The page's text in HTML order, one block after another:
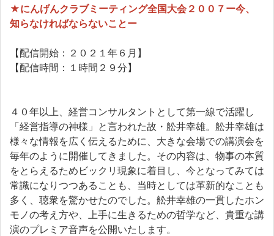
★にんげんクラブミーティング全国大会２００７ー今、
知らなければならないことー
【配信開始：２０２１年６月】
【配信時間：１時間２９分】
４０年以上、経営コンサルタントとして第一線で活躍し
「経営指導の神様」と言われた故・舩井幸雄。舩井幸雄は
様々な情報を広く伝えるために、大きな会場での講演会を
毎年のように開催してきました。その内容は、物事の本質
をとらえるためビックリ現象に着目し、今となってみては
常識になりつつあることも、当時としては革新的なことも
多く、聴衆を驚かせたのでした。舩井幸雄の一貫したホン
モノの考え方や、上手に生きるための哲学など、貴重な講
演のプレミア音声を公開いたします。